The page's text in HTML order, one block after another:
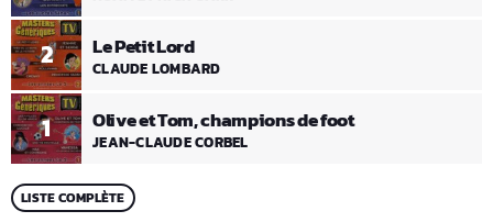
1 Olive et Tom, champions de foot
JEAN-CLAUDE CORBEL
2 Le Petit Lord
CLAUDE LOMBARD
LISTE COMPLÈTE